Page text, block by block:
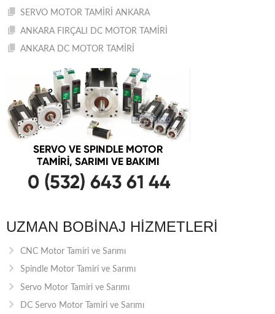
SERVO MOTOR TAMİRİ ANKARA
ANKARA FIRÇALI DC MOTOR TAMİRİ
ANKARA DC MOTOR TAMİRİ
UZMAN BOBINAJ HIZMETLERI
CNC Motor Tamiri ve Sarımı
Spindle Motor Tamiri ve Sarımı
Servo Motor Tamiri ve Sarımı
DC Servo Motor Tamiri ve Sarımı